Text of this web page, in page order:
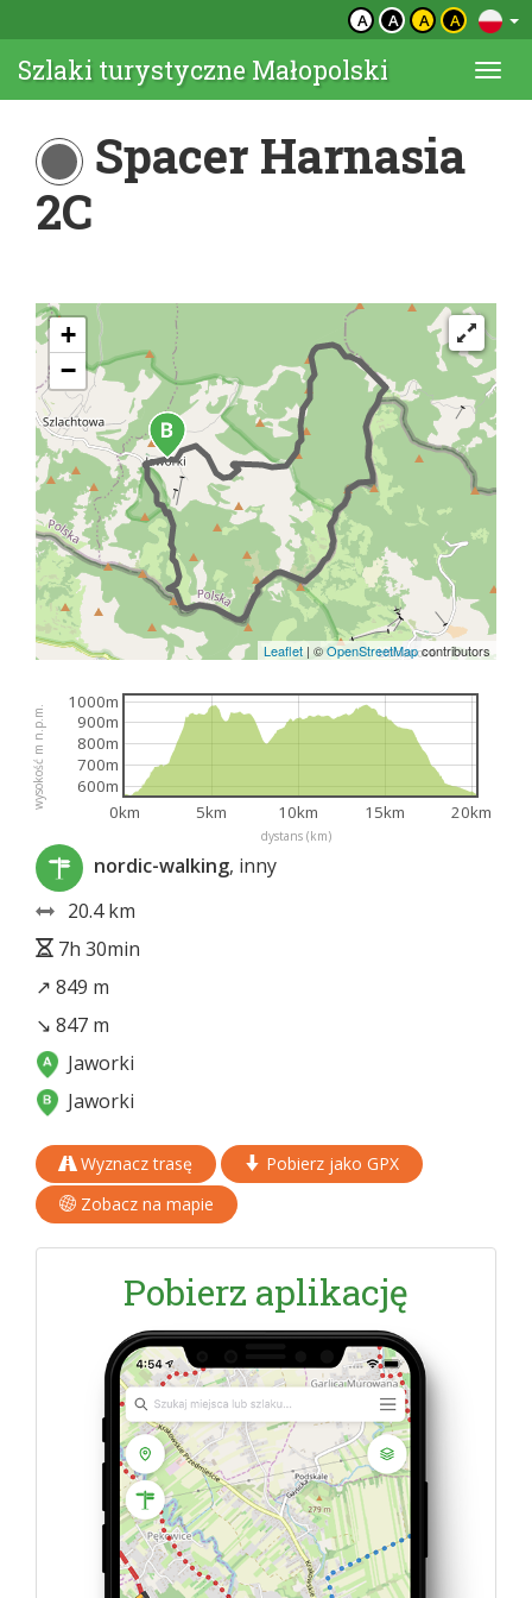
A A A A
Szlaki turystyczne Małopolski
Spacer Harnasia
2C
+
−
Leaflet | ©OpenStreetMapcontributors
dystans (km)
wysokość m n.p.m.
0km 5km 10km 15km 20km
600m
700m
800m
900m
1000m
nordic-walking, inny
20.4 km
7h 30min
↗ 849 m
↘ 847 m
Jaworki
Jaworki
Wyznacz trasę
Pobierz jako GPX
Zobacz na mapie
Pobierz aplikację